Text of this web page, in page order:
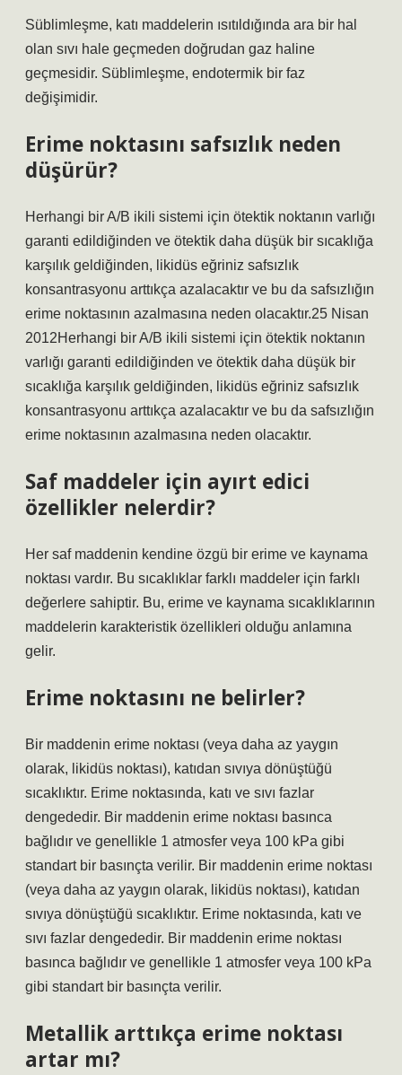
Süblimleşme, katı maddelerin ısıtıldığında ara bir hal
olan sıvı hale geçmeden doğrudan gaz haline
geçmesidir. Süblimleşme, endotermik bir faz
değişimidir.
Erime noktasını safsızlık neden
düşürür?
Herhangi bir A/B ikili sistemi için ötektik noktanın varlığı
garanti edildiğinden ve ötektik daha düşük bir sıcaklığa
karşılık geldiğinden, likidüs eğriniz safsızlık
konsantrasyonu arttıkça azalacaktır ve bu da safsızlığın
erime noktasının azalmasına neden olacaktır.25 Nisan
2012Herhangi bir A/B ikili sistemi için ötektik noktanın
varlığı garanti edildiğinden ve ötektik daha düşük bir
sıcaklığa karşılık geldiğinden, likidüs eğriniz safsızlık
konsantrasyonu arttıkça azalacaktır ve bu da safsızlığın
erime noktasının azalmasına neden olacaktır.
Saf maddeler için ayırt edici
özellikler nelerdir?
Her saf maddenin kendine özgü bir erime ve kaynama
noktası vardır. Bu sıcaklıklar farklı maddeler için farklı
değerlere sahiptir. Bu, erime ve kaynama sıcaklıklarının
maddelerin karakteristik özellikleri olduğu anlamına
gelir.
Erime noktasını ne belirler?
Bir maddenin erime noktası (veya daha az yaygın
olarak, likidüs noktası), katıdan sıvıya dönüştüğü
sıcaklıktır. Erime noktasında, katı ve sıvı fazlar
dengededir. Bir maddenin erime noktası basınca
bağlıdır ve genellikle 1 atmosfer veya 100 kPa gibi
standart bir basınçta verilir. Bir maddenin erime noktası
(veya daha az yaygın olarak, likidüs noktası), katıdan
sıvıya dönüştüğü sıcaklıktır. Erime noktasında, katı ve
sıvı fazlar dengededir. Bir maddenin erime noktası
basınca bağlıdır ve genellikle 1 atmosfer veya 100 kPa
gibi standart bir basınçta verilir.
Metallik arttıkça erime noktası
artar mı?